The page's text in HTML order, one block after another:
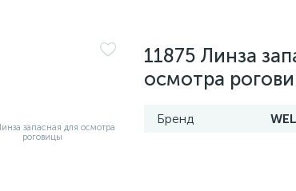
11875 Линза
осмотра